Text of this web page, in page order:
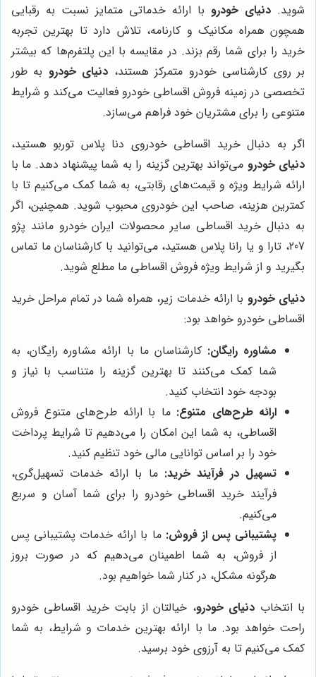
شوید. دنیای خودرو با ارائه خدماتی متمایز نسبت به رقبایی
همچون همراه مکانیک و کارنامه، تلاش دارد تا بهترین تجربه
خرید را برای شما رقم بزند. در مقایسه با این پلتفرم‌ها که بیشتر
بر روی کارشناسی خودرو متمرکز هستند، دنیای خودرو به طور
تخصصی در زمینه فروش اقساطی خودرو فعالیت می‌کند و شرایط
متنوعی را برای مشتریان خود فراهم می‌سازد.
اگر به دنبال خرید اقساطی خودروی دنا پلاس توربو هستید،
دنیای خودرو می‌تواند بهترین گزینه را به شما پیشنهاد دهد. ما با
ارائه شرایط ویژه و قیمت‌های رقابتی، به شما کمک می‌کنیم تا با
کمترین هزینه، صاحب این خودروی محبوب شوید. همچنین، اگر
به دنبال خرید اقساطی سایر محصولات ایران خودرو مانند پژو
207، تارا و یا رانا پلاس هستید، می‌توانید با کارشناسان ما تماس
بگیرید و از شرایط ویژه فروش اقساطی ما مطلع شوید.
دنیای خودرو با ارائه خدمات زیر، همراه شما در تمام مراحل خرید
اقساطی خودرو خواهد بود:
مشاوره رایگان: کارشناسان ما با ارائه مشاوره رایگان، به
شما کمک می‌کنند تا بهترین گزینه را متناسب با نیاز و
بودجه خود انتخاب کنید.
ارائه طرح‌های متنوع: ما با ارائه طرح‌های متنوع فروش
اقساطی، به شما این امکان را می‌دهیم تا شرایط پرداخت
خود را بر اساس توانایی مالی خود تنظیم کنید.
تسهیل در فرآیند خرید: ما با ارائه خدمات تسهیل‌گری،
فرآیند خرید اقساطی خودرو را برای شما آسان و سریع
می‌کنیم.
پشتیبانی پس از فروش: ما با ارائه خدمات پشتیبانی پس
از فروش، به شما اطمینان می‌دهیم که در صورت بروز
هرگونه مشکل، در کنار شما خواهیم بود.
با انتخاب دنیای خودرو، خیالتان از بابت خرید اقساطی خودرو
راحت خواهد بود. ما با ارائه بهترین خدمات و شرایط، به شما
کمک می‌کنیم تا به آرزوی خود برسید.